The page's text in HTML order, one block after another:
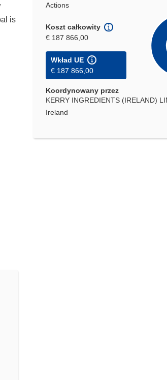
Actions
Koszt całkowity
€ 187 866,00
Wkład UE
€ 187 866,00
Koordynowany przez
KERRY INGREDIENTS (IRELAND)
Ireland
is